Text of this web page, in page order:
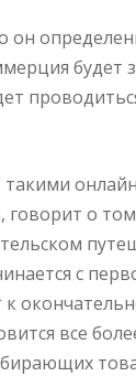
будет
, говорит о
с
все